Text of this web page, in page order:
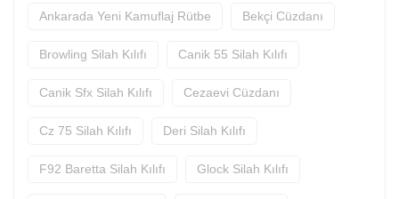
Ankarada Yeni Kamuflaj Rütbe Bekçi Cüzdanı
Browling Silah Kılıfı Canik 55 Silah Kılıfı
Canik Sfx Silah Kılıfı Cezaevi Cüzdanı
Cz 75 Silah Kılıfı Deri Silah Kılıfı
F92 Baretta Silah Kılıfı Glock Silah Kılıfı